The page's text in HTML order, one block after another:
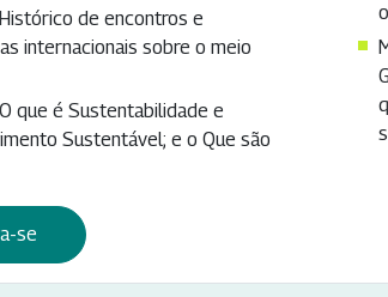
de encontros e
internacionais sobre o meio
que é Sustentabilidade e
Sustentável; e o Que são
se